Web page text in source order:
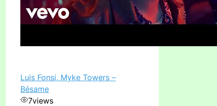
Luis Fonsi, Myke Towers –
Bésame
7views